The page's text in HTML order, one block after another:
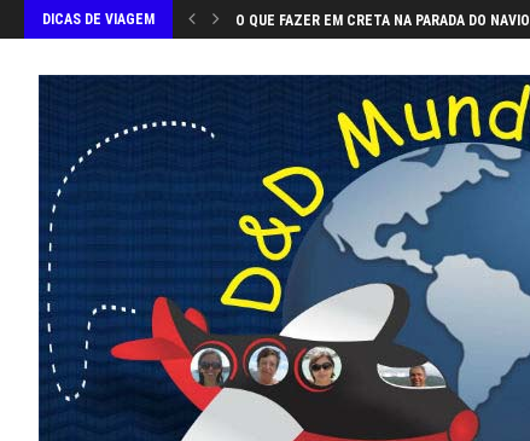
DICAS DE VIAGEM O QUE FAZER EM CRETA NA PARADA DO NAVIO